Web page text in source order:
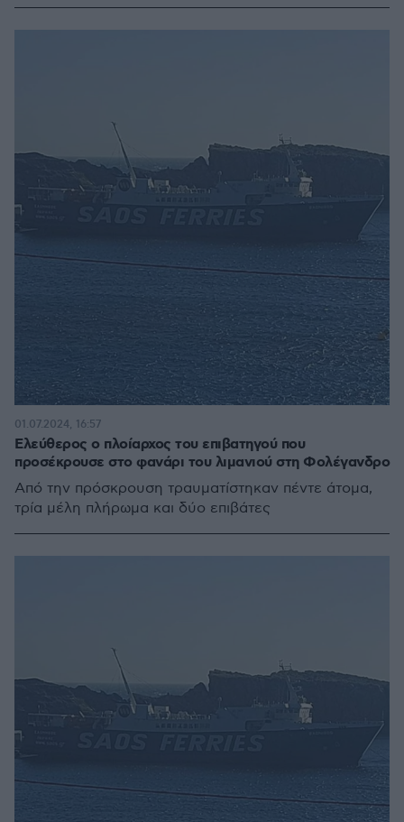
Ελεύθερος ο πλοίαρχος του επιβατηγού που
προσέκρουσε στο φανάρι του λιμανιού στη Φολέγανδρο
Από την πρόσκρουση τραυματίστηκαν πέντε άτομα,
τρία μέλη πλήρωμα και δύο επιβάτες
01.07.2024, 16:57